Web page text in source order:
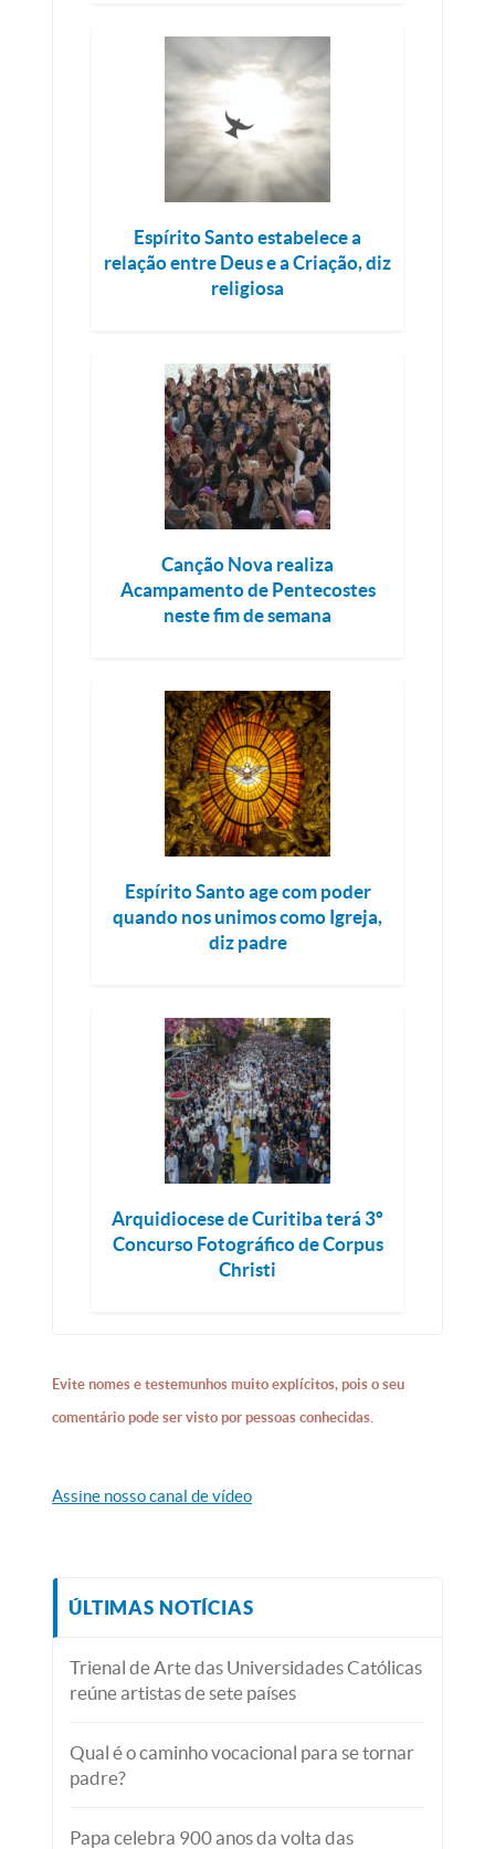
Espírito Santo estabelece a
relação entre Deus e a Criação, diz
religiosa
Canção Nova realiza
Acampamento de Pentecostes
neste fim de semana
Espírito Santo age com poder
quando nos unimos como Igreja,
diz padre
Arquidiocese de Curitiba terá 3º
Concurso Fotográfico de Corpus
Christi
Evite nomes e testemunhos muito explícitos, pois o seu
comentário pode ser visto por pessoas conhecidas.
Assine nosso canal de vídeo
ÚLTIMAS NOTÍCIAS
Trienal de Arte das Universidades Católicas
reúne artistas de sete países
Qual é o caminho vocacional para se tornar
padre?
Papa celebra 900 anos da volta das